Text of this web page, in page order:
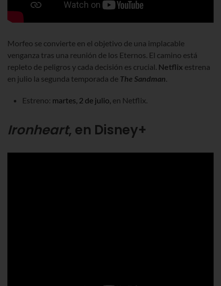
Morfeo se convierte en el objetivo de una implacable
venganza tras una reunión de los Eternos. El camino está
repleto de peligros y cada decisión es crucial. Netflix estrena
en julio la segunda temporada de The Sandman
Estreno: martes, 2 de julio, en Netflix.
Ironheart, en Disney+